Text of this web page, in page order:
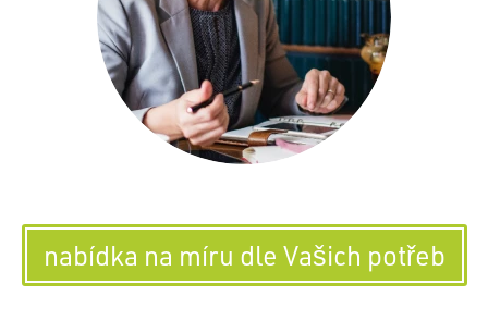
nabídka na míru dle Vašich potřeb